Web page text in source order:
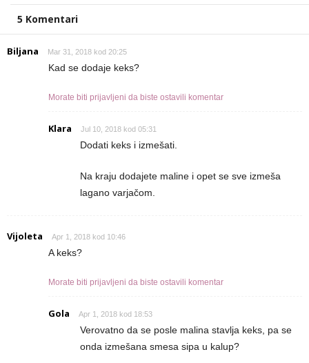
5 Komentari
Biljana Mar 31, 2018 kod 20:25
Kad se dodaje keks?
Morate biti prijavljeni da biste ostavili komentar
Klara Jul 10, 2018 kod 05:31
Dodati keks i izmešati.
Na kraju dodajete maline i opet se sve izmeša
lagano varjačom.
Vijoleta Apr 1, 2018 kod 10:46
A keks?
Morate biti prijavljeni da biste ostavili komentar
Gola Apr 1, 2018 kod 18:53
Verovatno da se posle malina stavlja keks, pa se
onda izmešana smesa sipa u kalup?